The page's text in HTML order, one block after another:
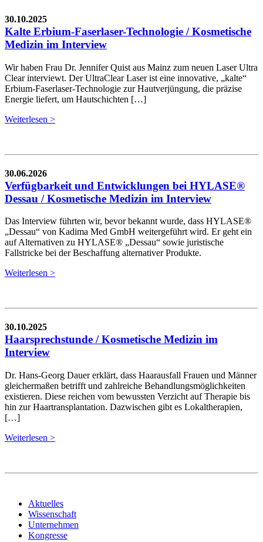
30.10.2025
Kalte Erbium-Faserlaser-Technologie / Kosmetische
Medizin im Interview
Wir haben Frau Dr. Jennifer Quist aus Mainz zum neuen Laser Ultra
Clear interviewt. Der UltraClear Laser ist eine innovative, „kalte“
Erbium-Faserlaser-Technologie zur Hautverjüngung, die präzise
Energie liefert, um Hautschichten […]
Weiterlesen >
30.06.2026
Verfügbarkeit und Entwicklungen bei HYLASE®
Dessau / Kosmetische Medizin im Interview
Das Interview führten wir, bevor bekannt wurde, dass HYLASE®
„Dessau“ von Kadima Med GmbH weitergeführt wird. Er geht ein
auf Alternativen zu HYLASE® „Dessau“ sowie juristische
Fallstricke bei der Beschaffung alternativer Produkte.
Weiterlesen >
30.10.2025
Haarsprechstunde / Kosmetische Medizin im
Interview
Dr. Hans-Georg Dauer erklärt, dass Haarausfall Frauen und Männer
gleichermaßen betrifft und zahlreiche Behandlungsmöglichkeiten
existieren. Diese reichen vom bewussten Verzicht auf Therapie bis
hin zur Haartransplantation. Dazwischen gibt es Lokaltherapien,
[…]
Weiterlesen >
Aktuelles
Wissenschaft
Unternehmen
Kongresse